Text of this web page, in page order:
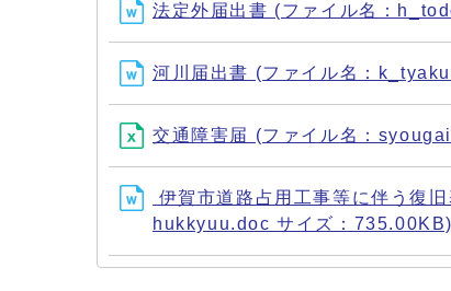
法定外届出書 (ファイル名：
河川届出書 (ファイル名：
交通障害届 (ファイル名：
伊賀市道路占用工事等に伴う復
hukkyuu.doc サイズ：735.00KB)